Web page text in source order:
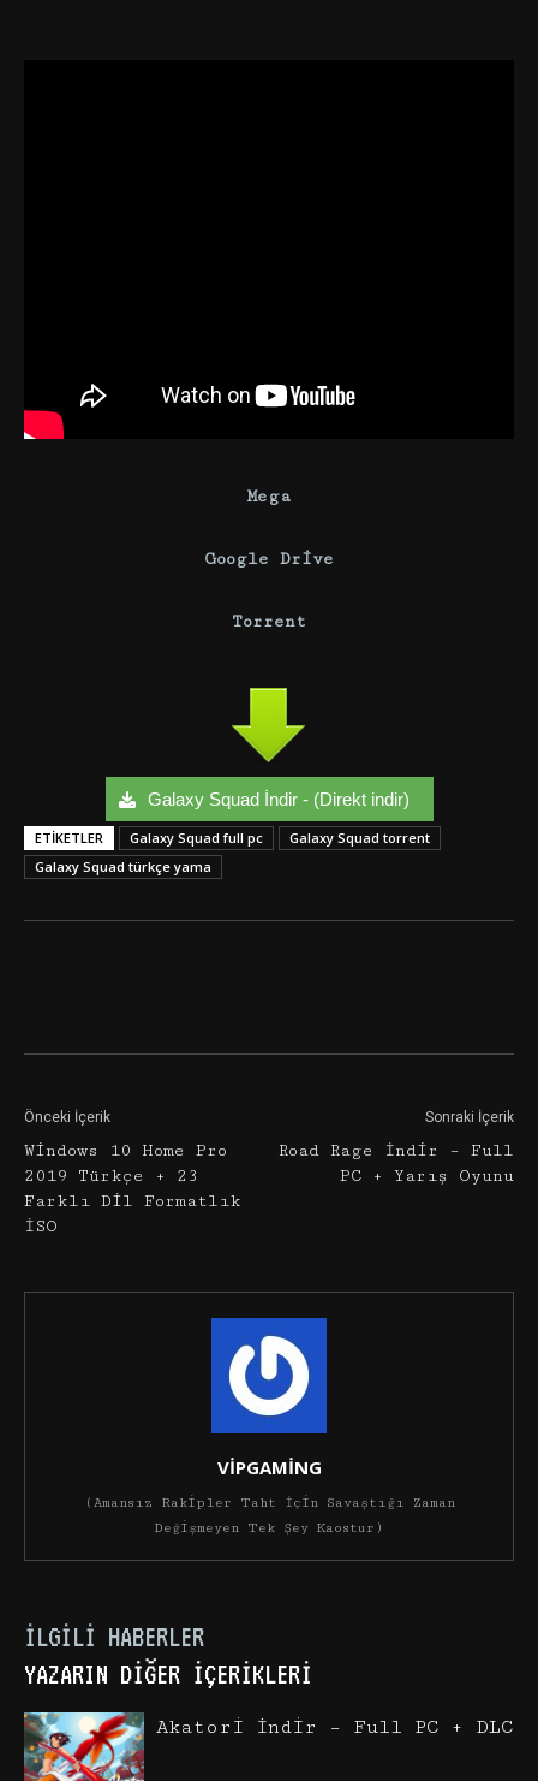
Mega
Google Drive
Torrent
Galaxy Squad İndir - (Direkt indir)
ETIKETLER Galaxy Squad full pc
Galaxy Squad torrent
Galaxy Squad türkçe yama
Önceki İçerik
Windows 10 Home Pro
2019 Türkçe + 23
Farklı Dil Formatlık
İSO
Sonraki İçerik
Road Rage İndir – Full
PC + Yarış Oyunu
VİPGAMİNG
(Amansız Rakipler Taht İçin Savaştığı Zaman
Değişmeyen Tek Şey Kaostur)
İLGILI HABERLER
YAZARIN DIĞER İÇERIKLERI
Akatori İndir – Full PC + DLC